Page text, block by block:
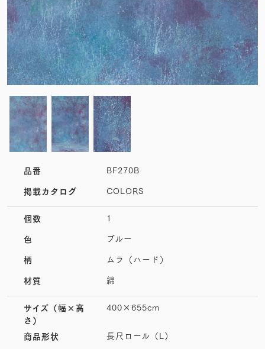
品番 BF270B
掲載カタログ COLORS
個数 1
色 ブルー
柄 ムラ（ハード）
材質 綿
サイズ （幅×高
さ）
400×655cm
商品形状 長尺ロール（L）